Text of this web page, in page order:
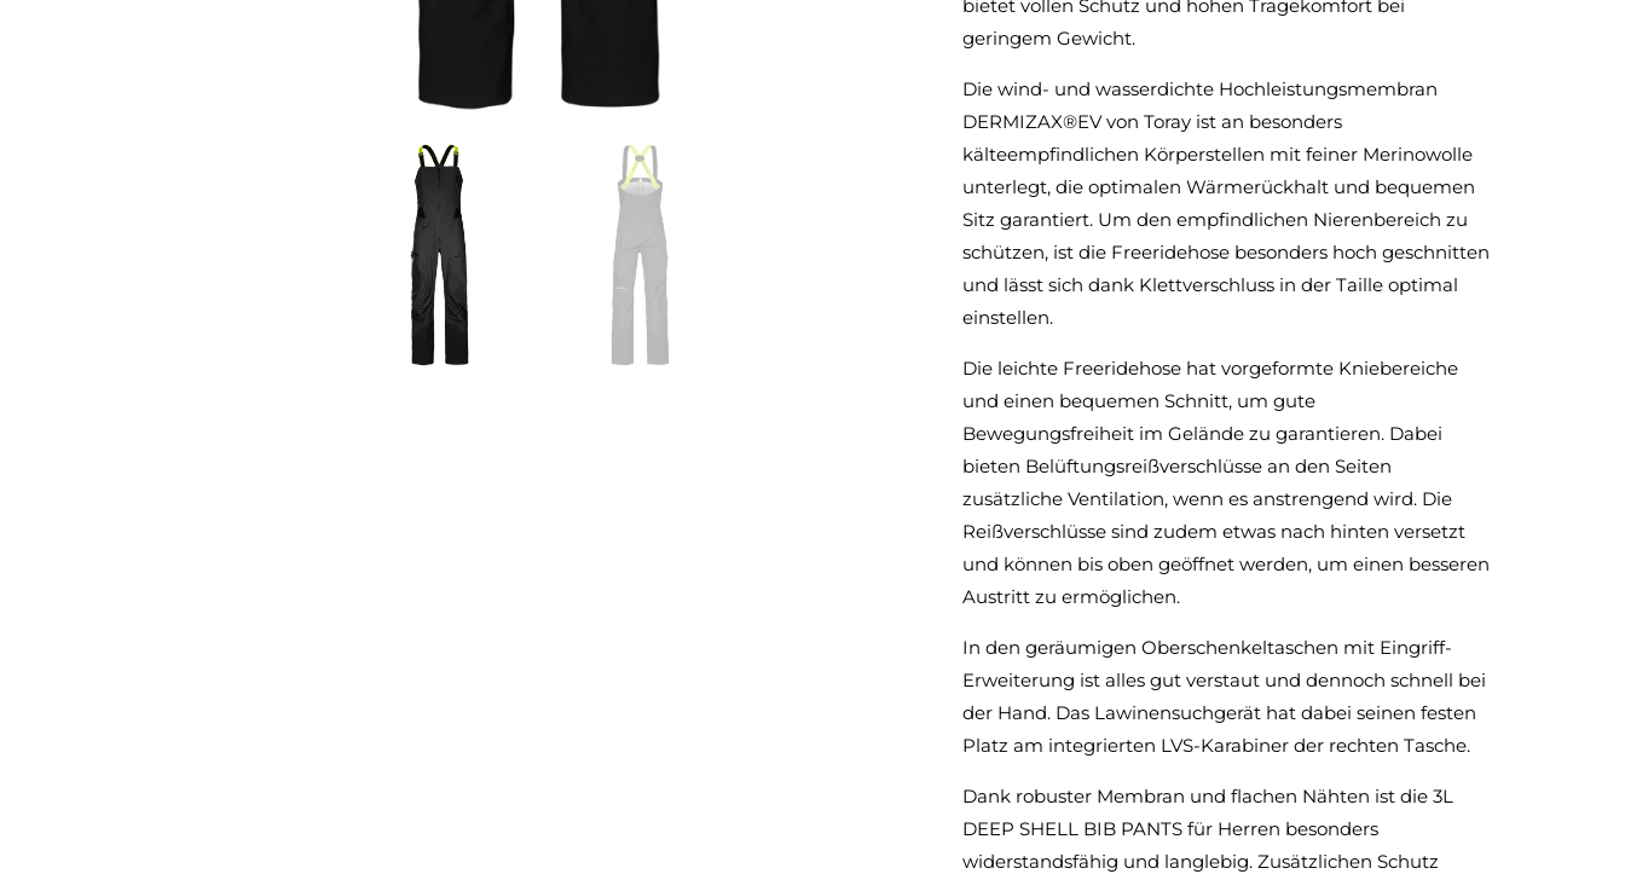
bietet vollen Schutz und hohen Tragekomfort bei
geringem Gewicht.
Die wind- und wasserdichte Hochleistungsmembran
DERMIZAX®EV von Toray ist an besonders
kälteempfindlichen Körperstellen mit feiner Merinowolle
unterlegt, die optimalen Wärmerückhalt und bequemen
Sitz garantiert. Um den empfindlichen Nierenbereich zu
schützen, ist die Freeridehose besonders hoch geschnitten
und lässt sich dank Klettverschluss in der Taille optimal
einstellen.
Die leichte Freeridehose hat vorgeformte Kniebereiche
und einen bequemen Schnitt, um gute
Bewegungsfreiheit im Gelände zu garantieren. Dabei
bieten Belüftungsreißverschlüsse an den Seiten
zusätzliche Ventilation, wenn es anstrengend wird. Die
Reißverschlüsse sind zudem etwas nach hinten versetzt
und können bis oben geöffnet werden, um einen besseren
Austritt zu ermöglichen.
In den geräumigen Oberschenkeltaschen mit Eingriff-
Erweiterung ist alles gut verstaut und dennoch schnell bei
der Hand. Das Lawinensuchgerät hat dabei seinen festen
Platz am integrierten LVS-Karabiner der rechten Tasche.
Dank robuster Membran und flachen Nähten ist die 3L
DEEP SHELL BIB PANTS für Herren besonders
widerstandsfähig und langlebig. Zusätzlichen Schutz